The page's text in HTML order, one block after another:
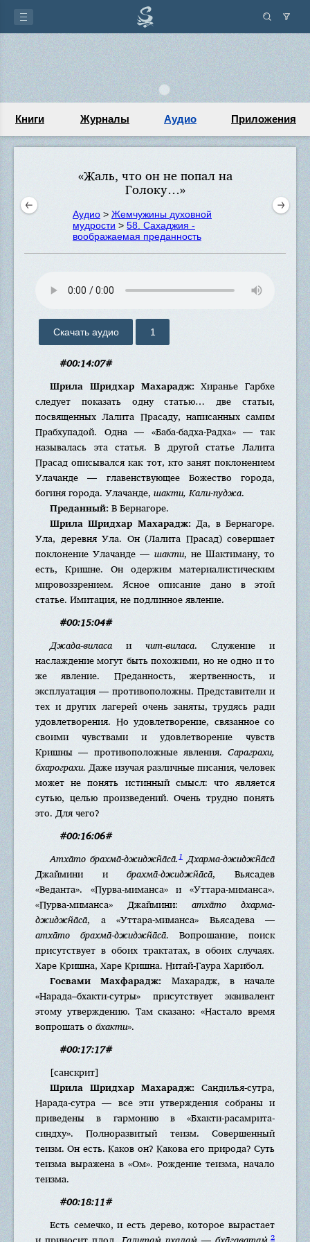
Книги Журналы Аудио Приложения
«Жаль, что он не попал на
Голоку…»
Аудио > Жемчужины духовной
мудрости > 58. Сахаджия -
воображаемая преданность
Скачать аудио 1
#00:14:07#
Шрила Шридхар Махарадж: Хиранье Гарбхе
следует показать одну статью… две статьи,
посвященных Лалита Прасаду, написанных самим
Прабхупадой. Одна — «Баба-бадха-Радха» — так
называлась эта статья. В другой статье Лалита
Прасад описывался как тот, кто занят поклонением
Улачанде — главенствующее Божество города,
богиня города. Улачанде, шакти, Кали-пуджа.
Преданный:В Бернагоре.
Шрила Шридхар Махарадж:Да, в Бернагоре.
Ула, деревня Ула. Он (Лалита Прасад) совершает
поклонение Улачанде — шакти, не Шактиману, то
есть, Кришне. Он одержим материалистическим
мировоззрением. Ясное описание дано в этой
статье. Имитация, не подлинное явление.
#00:15:04#
Джада-виласаи чит-виласа. Служение и
наслаждение могут быть похожими, но не одно и то
же явление. Преданность, жертвенность, и
эксплуатация — противоположны. Представители и
тех и других лагерей очень заняты, трудясь ради
удовлетворения. Но удовлетворение, связанное со
своими чувствами и удовлетворение чувств
Кришны — противоположные явления. Сараграхи,
бхарограхи. Даже изучая различные писания, человек
может не понять истинный смысл: что является
сутью, целью произведений. Очень трудно понять
это. Для чего?
#00:16:06#
Атха̄то брахма̄-джиджн̃а̄са̄.1 Дхарма-джиджн̃а̄са̄
Джаймини ибрахма̄-джиджн̃а̄са̄, Вьясадев
«Веданта». «Пурва-миманса» и «Уттара-миманса».
«Пурва-миманса» Джаймини:атха̄то дхарма-
джиджн̃а̄са̄, а «Уттара-миманса» Вьясадева —
атха̄то брахма̄-джиджн̃а̄са̄. Вопрошание, поиск
присутствует в обоих трактатах, в обоих случаях.
Харе Кришна, Харе Кришна. Нитай-Гаура Харибол.
Госвами Махфарадж: Махарадж, в начале
«Нарада–бхакти-сутры» присутствует эквивалент
этому утверждению. Там сказано: «Настало время
вопрошать обхакти».
#00:17:17#
[санскрит]
Шрила Шридхар Махарадж: Сандилья-сутра,
Нарада-сутра — все эти утверждения собраны и
приведены в гармонию в «Бхакти-расамрита-
синдху». Полноразвитый теизм. Совершенный
теизм. Он есть. Каков он? Какова его природа? Суть
теизма выражена в «Ом». Рождение теизма, начало
теизма.
#00:18:11#
Есть семечко, и есть дерево, которое вырастает
2